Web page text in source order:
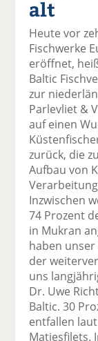
alt
Heute vor
Fischwerke
eröffnet,
Baltic
zur
Parlevliet &
auf einen
zurück, die
Aufbau von
Inzwischen
74 Prozent
in Mukran
haben
der
uns
Dr. Uwe
Baltic. 30
entfallen
Matjesfilets.